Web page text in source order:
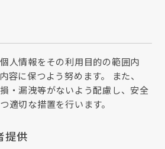
人情報をその利用目的の範囲内
容に保つよう努めます。 また、
・漏洩等がないよう配慮し、安全
適切な措置を行います。
提供